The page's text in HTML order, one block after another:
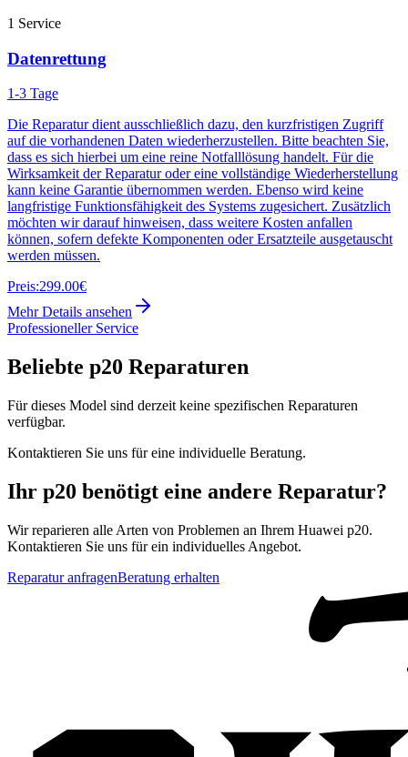
1 Service
Datenrettung
1-3 Tage
Die Reparatur dient ausschließlich dazu, den kurzfristigen Zugriff
auf die vorhandenen Daten wiederherzustellen. Bitte beachten Sie,
dass es sich hierbei um eine reine Notfalllösung handelt. Für die
Wirksamkeit der Reparatur oder eine vollständige Wiederherstellung
kann keine Garantie übernommen werden. Ebenso wird keine
langfristige Funktionsfähigkeit des Systems zugesichert. Zusätzlich
möchten wir darauf hinweisen, dass weitere Kosten anfallen
können, sofern defekte Komponenten oder Ersatzteile ausgetauscht
werden müssen.
Preis:299.00€
Mehr Details ansehen
Professioneller Service
Beliebte p20 Reparaturen
Für dieses Model sind derzeit keine spezifischen Reparaturen
verfügbar.
Kontaktieren Sie uns für eine individuelle Beratung.
Ihr p20 benötigt eine andere Reparatur?
Wir reparieren alle Arten von Problemen an Ihrem Huawei p20.
Kontaktieren Sie uns für ein individuelles Angebot.
Reparatur anfragenBeratung erhalten